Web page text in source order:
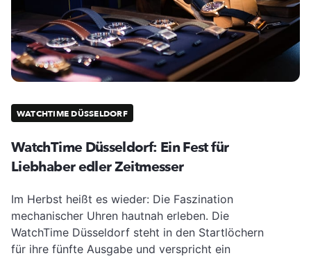
WATCHTIME DÜSSELDORF
WatchTime Düsseldorf: Ein Fest für
Liebhaber edler Zeitmesser
Im Herbst heißt es wieder: Die Faszination
mechanischer Uhren hautnah erleben. Die
WatchTime Düsseldorf steht in den Startlöchern
für ihre fünfte Ausgabe und verspricht ein